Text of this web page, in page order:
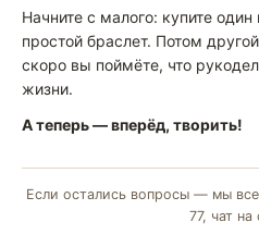
Начните с малого: купите
простой браслет. Потом
скоро вы поймёте, что
жизни.
А теперь — вперёд, творить!
Если остались вопросы — мы
77, чат на